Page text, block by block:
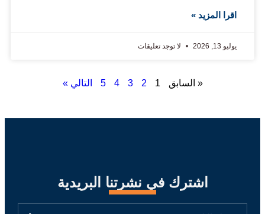
اقرا المزيد »
يوليو 13, 2026 لا توجد تعليقات
« السابق 1
2
3
4
5 التالي »
اشترك في نشرتنا البريدية